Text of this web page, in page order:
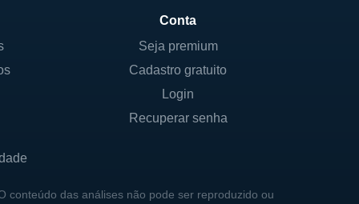
Nova Iorque, o que
da empresa é
da empresa quanto
nas ações da empresa.
do setor e empresas de
Conta
Seja premium
Cadastro gratuito
Login
Recuperar senha
conteúdo das análises não pode ser reproduzido ou